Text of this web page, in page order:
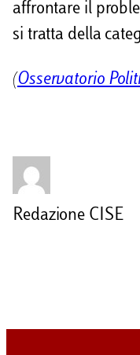
affrontare il
si tratta della
(Osservatorio
Redazione CISE